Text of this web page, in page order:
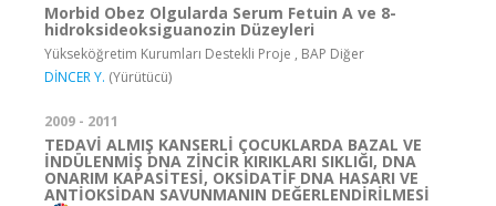
Morbid Obez Olgularda Serum Fetuin A ve 8-
hidroksideoksiguanozin Düzeyleri
Yükseköğretim Kurumları Destekli Proje , BAP Diğer
DİNCER Y. (Yürütücü)
2009 - 2011
TEDAVİ ALMIŞ KANSERLİ ÇOCUKLARDA BAZAL VE
İNDÜLENMİŞ DNA ZİNCİR KIRIKLARI SIKLIĞI, DNA
ONARIM KAPASİTESİ, OKSİDATİF DNA HASARI VE
ANTİOKSİDAN SAVUNMANIN DEĞERLENDİRİLMESİ